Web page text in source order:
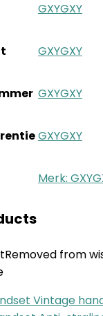
‎GXYGXY
‎GXYGXY
‎GXYGXY
‎GXYGXY
Merk:
Removed from